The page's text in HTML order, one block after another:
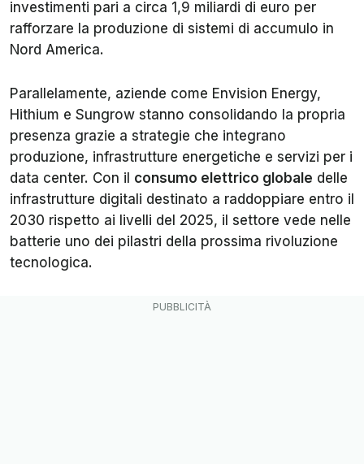
investimenti pari a circa 1,9 miliardi di euro per
rafforzare la produzione di sistemi di accumulo in
Nord America.
Parallelamente, aziende come Envision Energy,
Hithium e Sungrow stanno consolidando la propria
presenza grazie a strategie che integrano
produzione, infrastrutture energetiche e servizi per i
data center. Con il consumo elettrico globale delle
infrastrutture digitali destinato a raddoppiare entro il
2030 rispetto ai livelli del 2025, il settore vede nelle
batterie uno dei pilastri della prossima rivoluzione
tecnologica.